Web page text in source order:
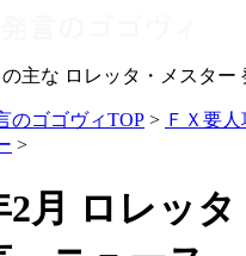
主な ロレッタ・メスター
のゴゴヴィTOP > ＦＸ要
>
2月 ロレッ